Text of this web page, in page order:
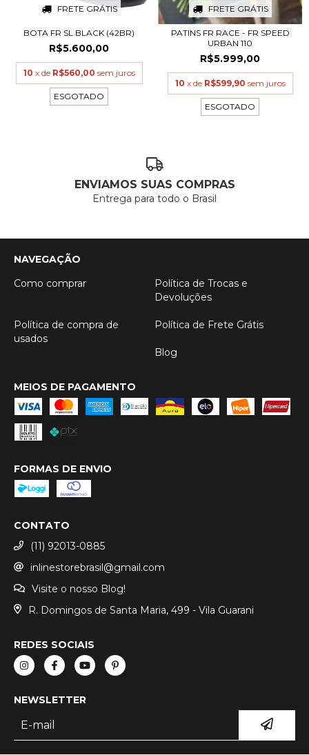
FRETE GRÁTIS
BOTA FR SL BLACK (42BR)
R$5.600,00
10 x de R$560,00 sem juros
ESGOTADO
FRETE GRÁTIS
PATINS FR RACE - FR SPEED
URBAN 110
R$5.999,00
10 x de R$599,90 sem juros
ESGOTADO
ENVIAMOS SUAS COMPRAS
Entrega para todo o Brasil
NAVEGAÇÃO
Como comprar
Política de Trocas e
Devoluções
Política de compra de
usados
Política de Frete Grátis
Blog
MEIOS DE PAGAMENTO
FORMAS DE ENVIO
CONTATO
(11) 92013-0885
inlinestorebrasil@gmail.com
Visite o nosso Blog!
R. Domingos de Santa Maria, 499 - Vila Guarani
REDES SOCIAIS
NEWSLETTER